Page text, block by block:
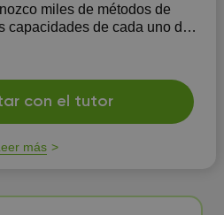
miles de métodos de
capacidades de cada uno de
todo intento que entiendan lo
que luego les se...
con el tutor
más